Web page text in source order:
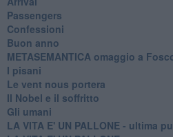
Passengers
Confessioni
Buon anno
METASEMANTICA omaggio a
I pisani
Le vent nous portera
Il Nobel e il soffritto
Gli umani
LA VITA E' UN PALLONE - ultima